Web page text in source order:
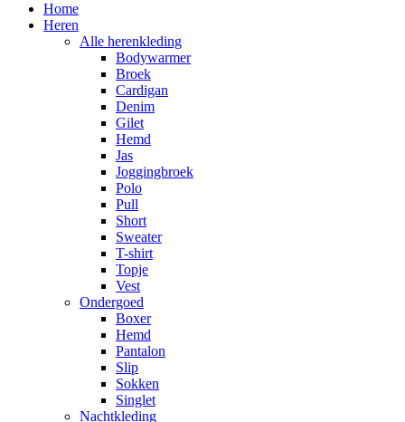
Home
Heren
Alle herenkleding
Bodywarmer
Broek
Cardigan
Denim
Gilet
Hemd
Jas
Joggingbroek
Polo
Pull
Short
Sweater
T-shirt
Topje
Vest
Ondergoed
Boxer
Hemd
Pantalon
Slip
Sokken
Singlet
Nachtkleding